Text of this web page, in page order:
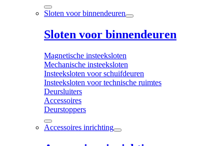
Sloten voor binnendeuren
Sloten voor binnendeuren
Magnetische insteeksloten
Mechanische insteeksloten
Insteeksloten voor schuifdeuren
Insteeksloten voor technische ruimtes
Deursluiters
Accessoires
Deurstoppers
Accessoires inrichting